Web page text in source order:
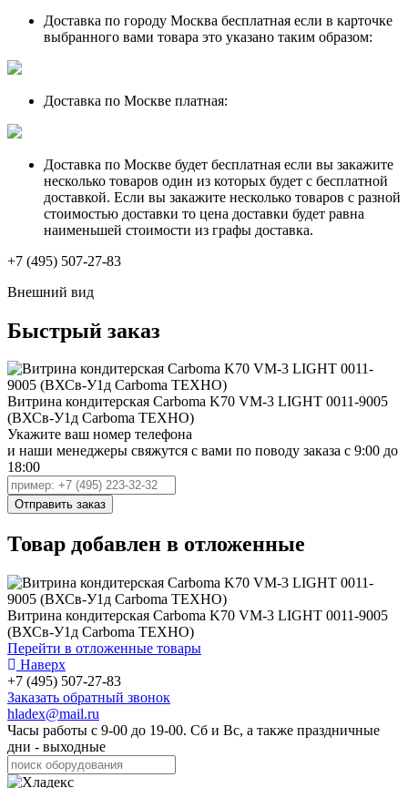
Доставка по городу Москва бесплатная если в карточке
выбранного вами товара это указано таким образом:
Доставка по Москве платная:
Доставка по Москве будет бесплатная если вы закажите
несколько товаров один из которых будет с бесплатной
доставкой. Если вы закажите несколько товаров с разной
стоимостью доставки то цена доставки будет равна
наименьшей стоимости из графы доставка.
+7 (495) 507-27-83
Внешний вид
Быстрый заказ
Витрина кондитерская Carboma K70 VM-3 LIGHT 0011-9005
(ВХСв-У1д Carboma ТЕХНО)
Укажите ваш номер телефона
и наши менеджеры свяжутся с вами по поводу заказа с 9:00 до
18:00
Товар добавлен в отложенные
Витрина кондитерская Carboma K70 VM-3 LIGHT 0011-9005
(ВХСв-У1д Carboma ТЕХНО)
Перейти в отложенные товары
Наверх
+7 (495) 507-27-83
Заказать обратный звонок
hladex@mail.ru
Часы работы с 9-00 до 19-00. Сб и Вс, а также праздничные
дни - выходные